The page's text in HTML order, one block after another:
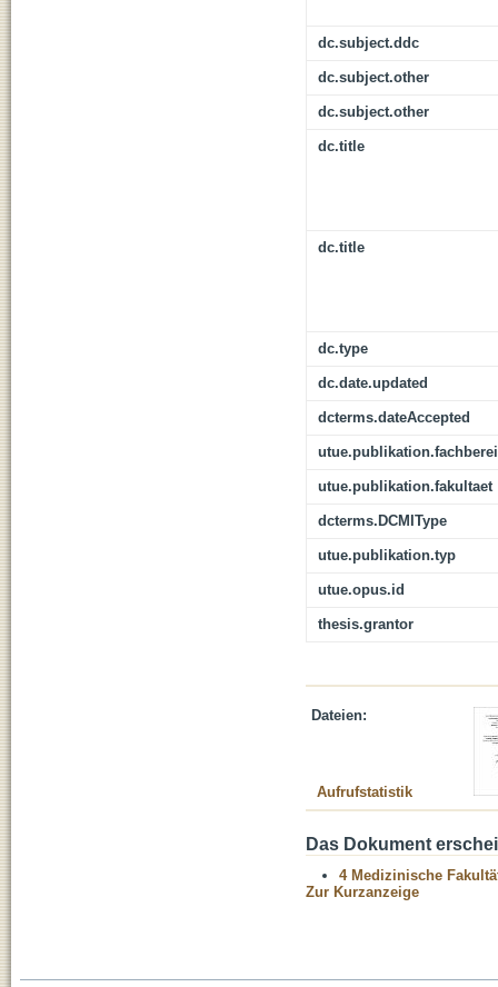
dc.subject.ddc
dc.subject.other
dc.subject.other
dc.title
dc.title
dc.type
dc.date.updated
dcterms.dateAccepted
utue.publikation.fakultaet
dcterms.DCMIType
utue.publikation.typ
utue.opus.id
thesis.grantor
Dateien:
Aufrufstatistik
Das Dokument
4 Medizinische
Zur Kurzanzeige